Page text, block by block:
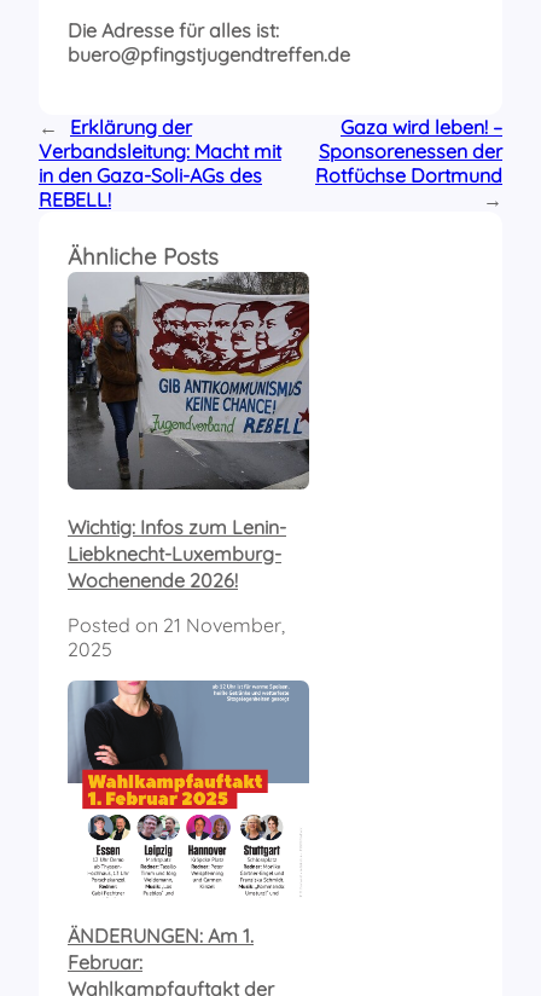
Die Adresse für alles ist:
buero@pfingstjugendtreffen.de
←
Erklärung der
Verbandsleitung: Macht mit
in den Gaza-Soli-AGs des
REBELL!
Gaza wird leben! –
Sponsorenessen der
Rotfüchse Dortmund
→
Ähnliche Posts
Wichtig: Infos zum Lenin-
Liebknecht-Luxemburg-
Wochenende 2026!
Posted on 21 November,
2025
ÄNDERUNGEN: Am 1.
Februar:
Wahlkampfauftakt der